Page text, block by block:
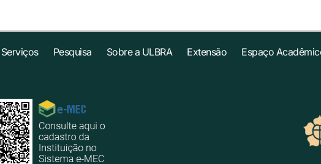
Pesquisa Sobre a ULBRA Extensão Espaço